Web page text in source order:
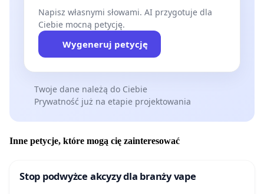
Napisz własnymi słowami. AI przygotuje dla
Ciebie mocną petycję.
Wygeneruj petycję
Twoje dane należą do Ciebie
Prywatność już na etapie projektowania
Inne petycje, które mogą cię zainteresować
Stop podwyżce akcyzy dla branży vape